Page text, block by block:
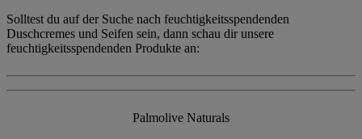
Solltest du auf der Suche nach feuchtigkeitsspendenden
Duschcremes und Seifen sein, dann schau dir unsere
feuchtigkeitsspendenden Produkte an:
Palmolive Naturals